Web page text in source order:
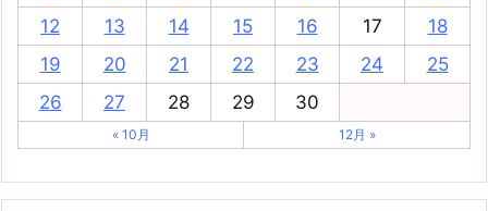
12
13 14 15 16 17
18
19
20 21 22 23 24
25
26
27 28 29 30
« 10月 12月 »